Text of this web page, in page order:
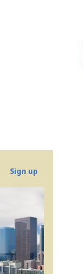
Sign up